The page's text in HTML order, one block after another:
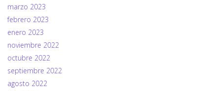
marzo 2023
febrero 2023
enero 2023
noviembre 2022
octubre 2022
septiembre 2022
agosto 2022